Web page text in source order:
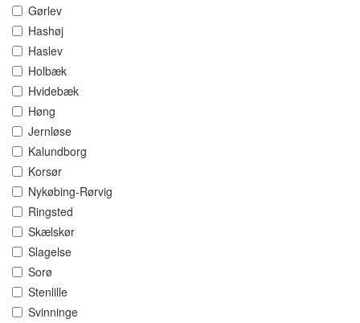
Gørlev
Hashøj
Haslev
Holbæk
Hvidebæk
Høng
Jernløse
Kalundborg
Korsør
Nykøbing-Rørvig
Ringsted
Skælskør
Slagelse
Sorø
Stenlille
Svinninge